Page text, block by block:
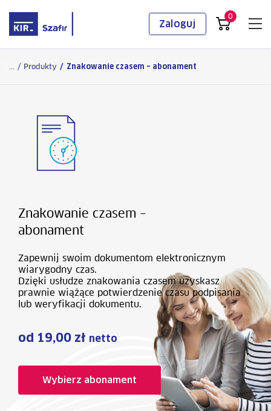
0
Logowanie
Zaloguj
... / Produkty / Znakowanie czasem – abonament
Znakowanie czasem –
abonament
Zapewnij swoim dokumentom elektronicznym
wiarygodny czas.
Dzięki usłudze znakowania czasem uzyskasz
prawnie wiążące potwierdzenie czasu podpisania
lub weryfikacji dokumentu.
od 19,00 zł netto
Wybierz abonament